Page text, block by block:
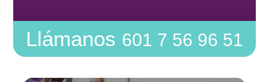
Llámanos 601 7 56 96 51